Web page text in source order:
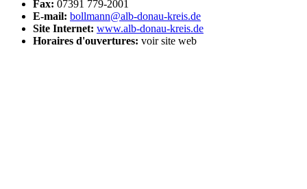
Fax: 07391 779-2001
E-mail: bollmann@alb-donau-kreis.de
Site Internet: www.alb-donau-kreis.de
Horaires d'ouvertures: voir site web